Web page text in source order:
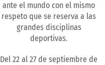
ante el mundo con el mismo
respeto que se reserva a las
grandes disciplinas
deportivas.
Del 22 al 27 de septiembre de